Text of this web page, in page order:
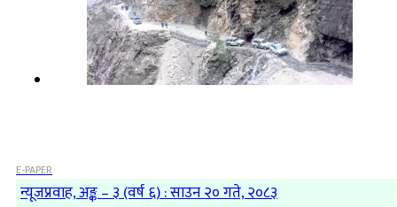
E-PAPER
न्यूजप्रवाह, अङ्क – ३ (वर्ष ६) : साउन २० गते, २०८३